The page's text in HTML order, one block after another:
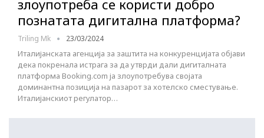
злоупотреба се користи добро
познатата дигитална платформа?
Triling Mk 23/03/2024
Италијанската агенција за заштита на конкуренцијата објави
дека покренала истрага за да утврди дали дигиталната
платформа Booking.com ја злоупотребува својата
доминантна позиција на пазарот за хотелско сместување.
Италијанскиот регулатор…